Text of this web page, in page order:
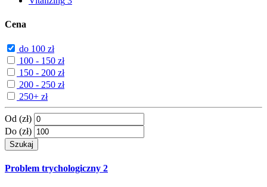
Cena
do 100 zł
100 - 150 zł
150 - 200 zł
200 - 250 zł
250+ zł
Od (zł)
Do (zł)
Szukaj
Problem trychologiczny 2